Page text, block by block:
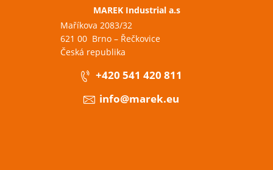
MAREK Industrial a.s
Maříkova 2083/32
621 00 Brno – Řečkovice
Česká republika
+420 541 420 811
info@marek.eu